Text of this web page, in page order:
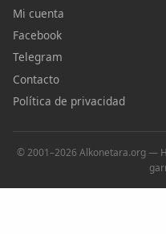
Mi cuenta
Facebook
Telegram
Contacto
Política de privacidad
© 2001–2026 Alkonetara.org —